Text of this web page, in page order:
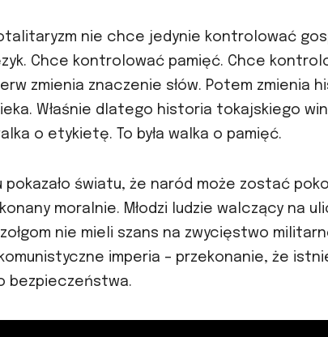
nie chce jedynie kontrolować
Chce kontrolować pamięć. Chce
zmienia znaczenie słów. Potem zmienia
Właśnie dlatego historia tokajskiego
o etykietę. To była walka o pamięć.
pokazało światu, że naród może zostać
moralnie. Młodzi ludzie walczący na
nie mieli szans na zwycięstwo
imperia – przekonanie, że
bezpieczeństwa.